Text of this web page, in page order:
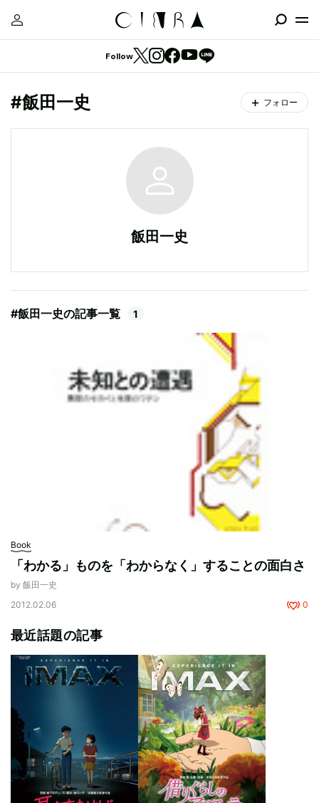
Follow
#飯田一史 フォロー
飯田一史
#飯田一史の記事一覧 1
Book
「わかる」ものを「わからなく」することの面白さ
by 飯田一史
2012.02.06
0
最近話題の記事